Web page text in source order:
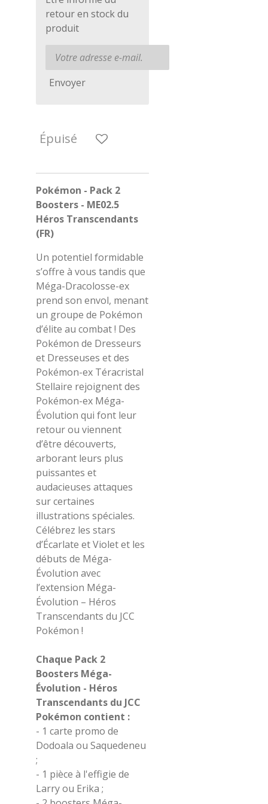
retour en stock du
produit
Envoyer
Épuisé
Pokémon - Pack 2
Boosters - ME02.5
Héros Transcendants
(FR)
Un potentiel formidable
s’offre à vous tandis que
Méga-Dracolosse-ex
prend son envol, menant
un groupe de Pokémon
d’élite au combat ! Des
Pokémon de Dresseurs
et Dresseuses et des
Pokémon-ex Téracristal
Stellaire rejoignent des
Pokémon-ex Méga-
Évolution qui font leur
retour ou viennent
d’être découverts,
arborant leurs plus
puissantes et
audacieuses attaques
sur certaines
illustrations spéciales.
Célébrez les stars
d’Écarlate et Violet et les
débuts de Méga-
Évolution avec
l’extension Méga-
Évolution – Héros
Transcendants du JCC
Pokémon !
Chaque Pack 2
Boosters Méga-
Évolution - Héros
Transcendants du JCC
Pokémon contient :
- 1 carte promo de
Dodoala ou Saquedeneu
;
- 1 pièce à l'effigie de
Larry ou Erika ;